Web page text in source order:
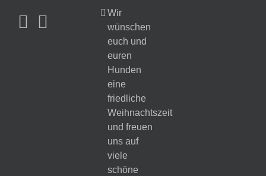
Wir
wünschen
euch und
euren
Hunden
eine
friedliche
Weihnachtszeit
und freuen
uns auf
viele
schöne